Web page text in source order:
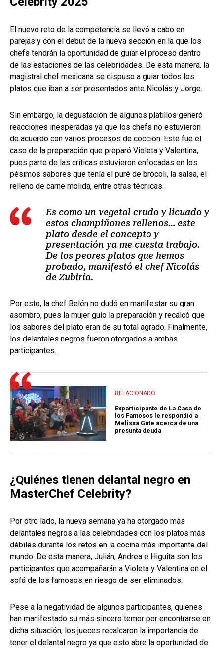
El nuevo reto de la competencia se llevó a cabo en
parejas y con el debut de la nueva sección en la que los
chefs tendrán la oportunidad de guiar el proceso dentro
de las estaciones de las celebridades. De esta manera, la
magistral chef mexicana se dispuso a guiar todos los
platos que iban a ser presentados ante Nicolás y Jorge.
Sin embargo, la degustación de algunos platillos generó
reacciones inesperadas ya que los chefs no estuvieron
de acuerdo con varios procesos de cocción. Este fue el
caso de la preparación que preparó Violeta y Valentina,
pues parte de las críticas estuvieron enfocadas en los
pésimos sabores que tenía el puré de brócoli, la salsa, el
relleno de carne molida, entre otras técnicas.
Es como un vegetal crudo y licuado y
estos champiñones rellenos… este
plato desde el concepto y
presentación ya me cuesta trabajo.
De los peores platos que hemos
probado, manifestó el chef Nicolás
de Zubiría.
Por esto, la chef Belén no dudó en manifestar su gran
asombro, pues la mujer guío la preparación y recalcó que
los sabores del plato eran de su total agrado. Finalmente,
los delantales negros fueron otorgados a ambas
participantes.
RELACIONADO
Exparticipante de La Casa de
los Famosos le respondió a
Melissa Gate acerca de una
presunta deuda
¿Quiénes tienen delantal negro en
MasterChef Celebrity?
Por otro lado, la nueva semana ya ha otorgado más
delantales negros a las celebridades con los platos más
débiles durante los retos en la cocina más importante del
mundo. De esta manera, Julián, Andrea e Higuita son los
participantes que acompañarán a Violeta y Valentina en el
sofá de los famosos en riesgo de ser eliminados.
Pese a la negatividad de algunos participantes, quienes
han manifestado su más sincero temor por encontrarse en
dicha situación, los jueces recalcaron la importancia de
tener el delantal negro ya que esto abre la oportunidad de